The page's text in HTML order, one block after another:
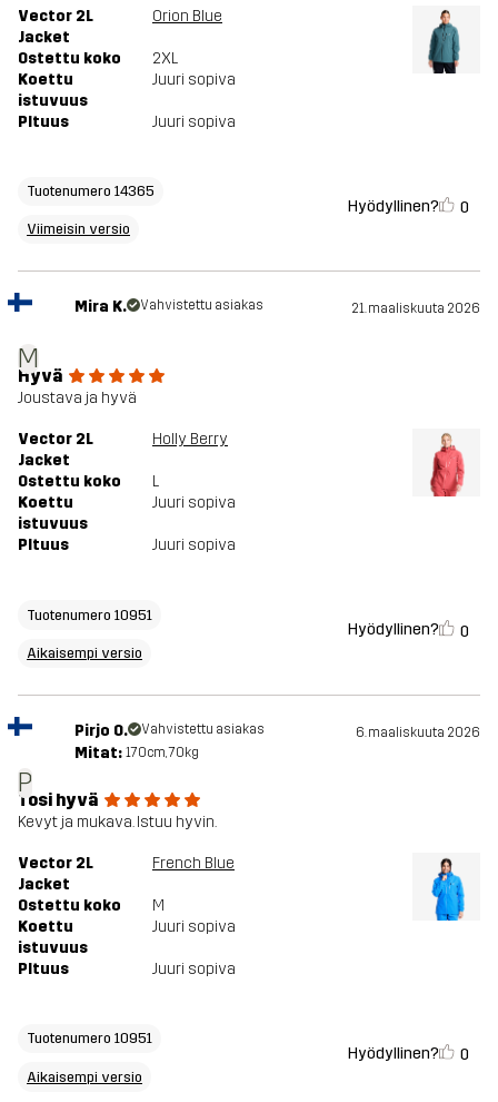
Vector 2L
Jacket
Orion Blue
Ostettu koko
2XL
Koettu
istuvuus
Juuri sopiva
PItuus Juuri sopiva
Tuotenumero 14365
Viimeisin versio
Hyödyllinen? 0
M
Mira K. Vahvistettu asiakas 21. maaliskuuta 2026
Hyvä
Joustava ja hyvä
Vector 2L
Jacket
Holly Berry
Ostettu koko
L
Koettu
istuvuus
Juuri sopiva
PItuus Juuri sopiva
Tuotenumero 10951
Aikaisempi versio
Hyödyllinen? 0
P
Pirjo O. Vahvistettu asiakas 6. maaliskuuta 2026
Mitat: 170cm, 70kg
Tosi hyvä
Kevyt ja mukava. Istuu hyvin.
Vector 2L
Jacket
French Blue
Ostettu koko
M
Koettu
istuvuus
Juuri sopiva
PItuus Juuri sopiva
Tuotenumero 10951
Aikaisempi versio
Hyödyllinen? 0